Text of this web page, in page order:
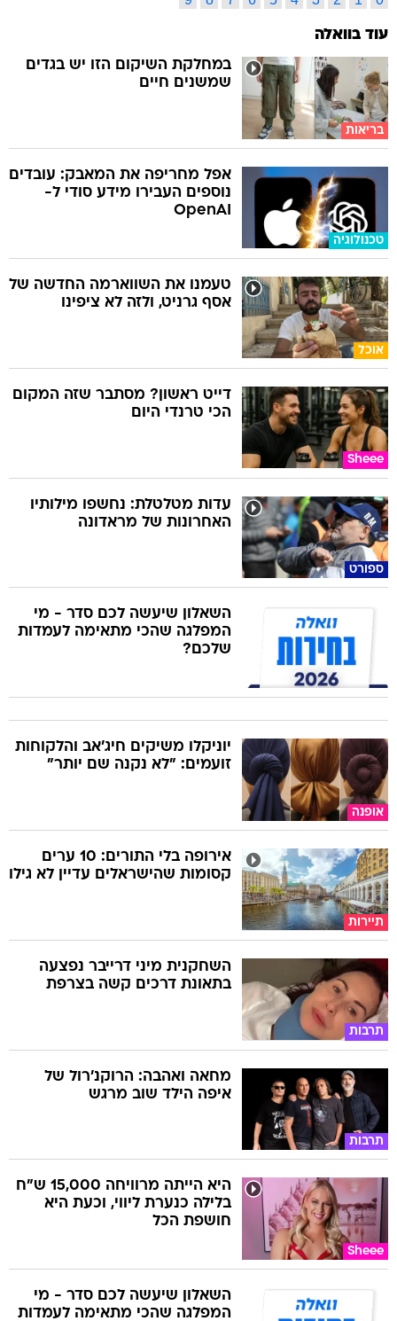
עוד בוואלה
בריאות
במחלקת השיקום הזו יש בגדים
שמשנים חיים
טכנולוגיה
אפל מחריפה את המאבק: עובדים
נוספים העבירו מידע סודי ל-
OpenAI
אוכל
טעמנו את השווארמה החדשה של
אסף גרניט, ולזה לא ציפינו
Sheee
דייט ראשון? מסתבר שזה המקום
הכי טרנדי היום
ספורט
עדות מטלטלת: נחשפו מילותיו
האחרונות של מראדונה
השאלון שיעשה לכם סדר - מי
המפלגה שהכי מתאימה לעמדות
שלכם?
אופנה
יוניקלו משיקים חיג'אב והלקוחות
זועמים: "לא נקנה שם יותר"
תיירות
אירופה בלי התורים: 10 ערים
קסומות שהישראלים עדיין לא גילו
תרבות
השחקנית מיני דרייבר נפצעה
בתאונת דרכים קשה בצרפת
תרבות
מחאה ואהבה: הרוקנ'רול של
איפה הילד שוב מרגש
Sheee
היא הייתה מרוויחה 15,000 ש"ח
בלילה כנערת ליווי, וכעת היא
חושפת הכל
השאלון שיעשה לכם סדר - מי
המפלגה שהכי מתאימה לעמדות